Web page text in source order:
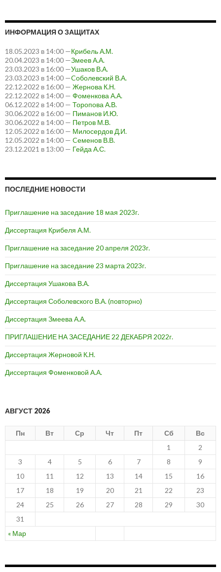
ИНФОРМАЦИЯ О ЗАЩИТАХ
18.05.2023 в 14:00 —Крибель А.М.
20.04.2023 в 14:00 —Змеев А.А.
23.03.2023 в 16:00 —Ушаков В.А.
23.03.2023 в 14:00 —Cоболевский В.А.
22.12.2022 в 16:00 — Жернова К.Н.
22.12.2022 в 14:00 — Фоменкова А.А.
06.12.2022 в 14:00 — Торопова А.В.
30.06.2022 в 16:00 — Пиманов И.Ю.
30.06.2022 в 14:00 — Петров М.В.
12.05.2022 в 16:00 — Милосердов Д.И.
12.05.2022 в 14:00 — Cеменов В.В.
23.12.2021 в 13:00 — Гейда А.С.
ПОСЛЕДНИЕ НОВОСТИ
Приглашение на заседание 18 мая 2023г.
Диссертация Крибеля А.М.
Приглашение на заседание 20 апреля 2023г.
Приглашение на заседание 23 марта 2023г.
Диссертация Ушакова В.А.
Диссертация Соболевского В.А. (повторно)
Диссертация Змеева А.А.
ПРИГЛАШЕНИЕ НА ЗАСЕДАНИЕ 22 ДЕКАБРЯ 2022г.
Диссертация Жерновой К.Н.
Диссертация Фоменковой А.А.
АВГУСТ 2026
Пн Вт Ср Чт Пт Сб Вс
« Мар
1
2
3
4 5 6 7 8
9
10
11 12 13 14 15
16
17
18 19 20 21 22
23
24
25 26 27 28 29
30
31